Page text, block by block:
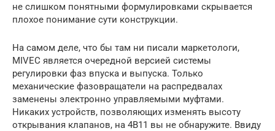
не слишком понятными формулировками скрывается
плохое понимание сути конструкции.
На самом деле, что бы там ни писали маркетологи,
MIVEC является очередной версией системы
регулировки фаз впуска и выпуска. Только
механические фазовращатели на распредвалах
заменены электронно управляемыми муфтами.
Никаких устройств, позволяющих изменять высоту
открывания клапанов, на 4B11 вы не обнаружите. Ввиду